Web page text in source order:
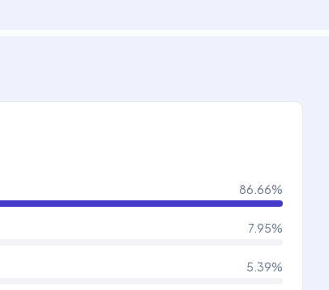
86.66%
7.95%
5.39%